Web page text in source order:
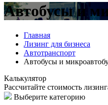
Автобусы и
Главная
Лизинг для бизнеса
Автотранспорт
Автобусы и
Калькулятор
Рассчитайте стоимость
Выберите категорию